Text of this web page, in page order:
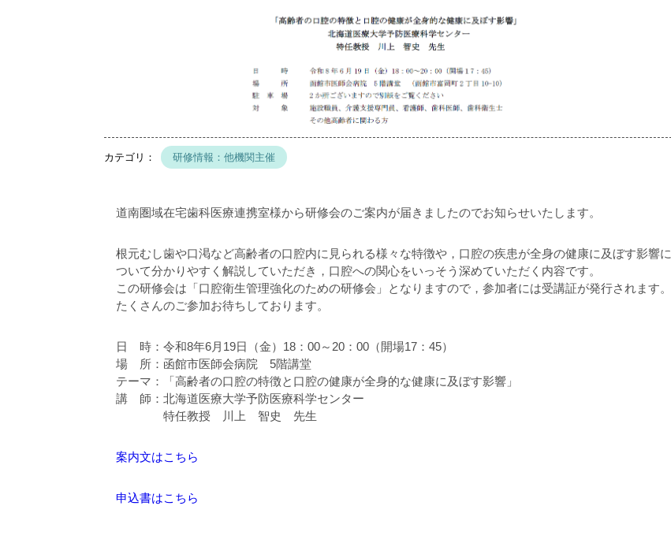
研修情報：他機関主催
道南圏域在宅歯科医療連携室様から研修会のご案内が届きましたのでお知らせいたします。
根元むし歯や口渇など高齢者の口腔内に見られる様々な特徴や，口腔の疾患が全身の健康に及ぼす影響に
ついて分かりやすく解説していただき，口腔への関心をいっそう深めていただく内容です。
この研修会は「口腔衛生管理強化のための研修会」となりますので，参加者には受講証が発行されます。
たくさんのご参加お待ちしております。
日 時：令和8年6月19日（金）18：00～20：00（開場17：45）
場 所：函館市医師会病院 5階講堂
テーマ：「高齢者の口腔の特徴と口腔の健康が全身的な健康に及ぼす影響」
講 師：北海道医療大学予防医療科学センター
特任教授 川上 智史 先生
案内文はこちら
申込書はこちら